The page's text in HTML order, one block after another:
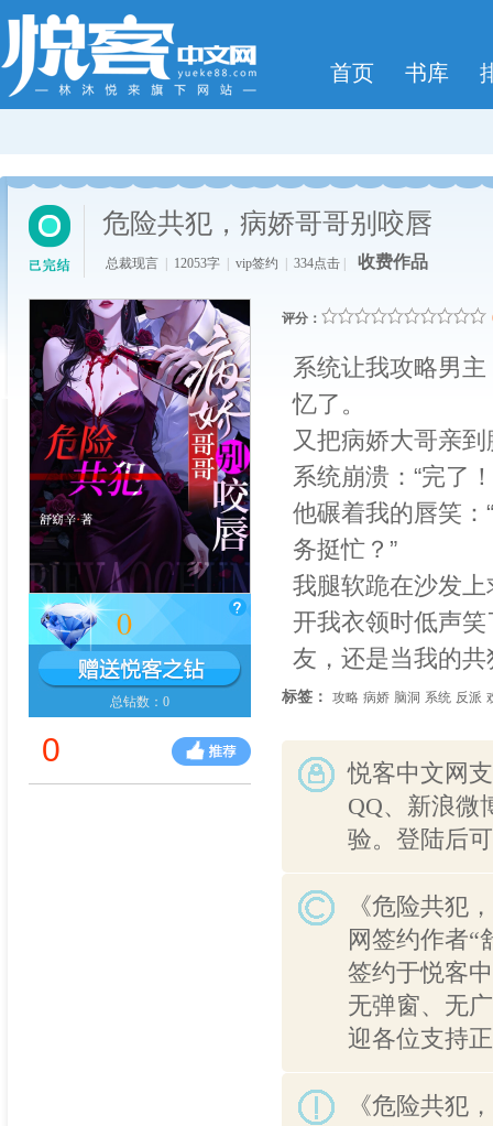
首页 书库
危险共犯，病娇哥哥别咬唇
总裁现言 12053字 vip签约 334点击 收费作品
0
总钻数：0
0
评分：
系统让我攻略男
忆了。
又把病娇大哥亲
系统崩溃：“完了
他碾着我的唇笑
务挺忙？”
我腿软跪在沙发
开我衣领时低声
友，还是当我的共
标签： 攻略 病娇 脑洞 系统 反派
悦客中文网
QQ、新浪微
验。登陆后
《危险共犯
网签约作者“
签约于悦客
无弹窗、无
迎各位支持
《危险共犯